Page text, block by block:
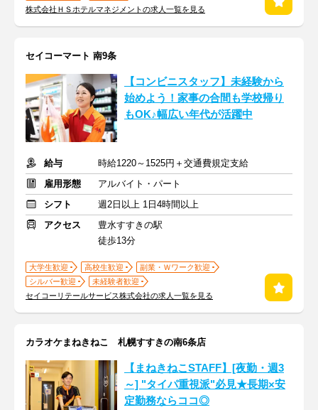
株式会社ＨＳホテルマネジメントの求人一覧を見る
セイコーマート 南9条
【コンビニスタッフ】未経験から
始めよう！家事の合間も学校帰り
もOK♪幅広い年代が活躍中
給与
時給1220～1525円＋交通費規定支給
雇用形態
アルバイト・パート
シフト
週2日以上 1日4時間以上
アクセス
豊水すすきの駅
徒歩13分
大学生歓迎 高校生歓迎
副業・Ｗワーク歓迎
シルバー歓迎
未経験者歓迎
セイコーリテールサービス株式会社の求人一覧を見る
カラオケまねきねこ 札幌すすきの南6条店
【まねきねこSTAFF】[夜勤・週3
～] "タイパ重視派"必見★長期×安
定勤務ならココ◎